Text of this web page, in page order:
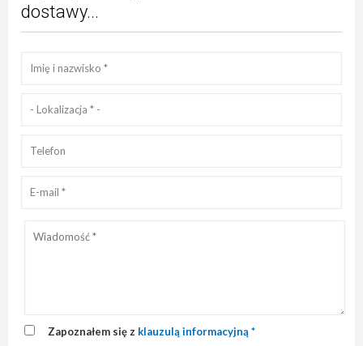
dostawy...
Zapoznałem się z klauzulą informacyjną *